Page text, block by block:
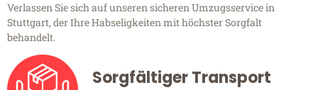
Verlassen Sie sich auf unseren sicheren Umzugsservice in
Stuttgart, der Ihre Habseligkeiten mit höchster Sorgfalt
behandelt.
Sorgfältiger Transport